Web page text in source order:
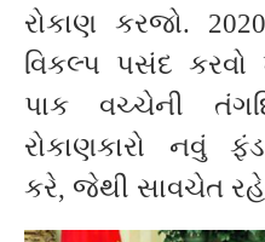
રોકાણ કરજો.
વિકલ્પ પસંદ
પાક વચ્ચેની
રોકાણકારો
કરે, જેથી સાવચેત